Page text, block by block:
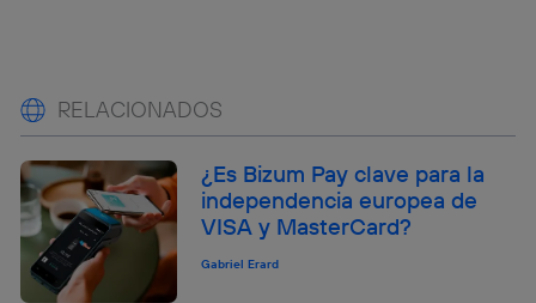
RELACIONADOS
¿Es Bizum Pay clave para la
independencia europea de
VISA y MasterCard?
Gabriel Erard